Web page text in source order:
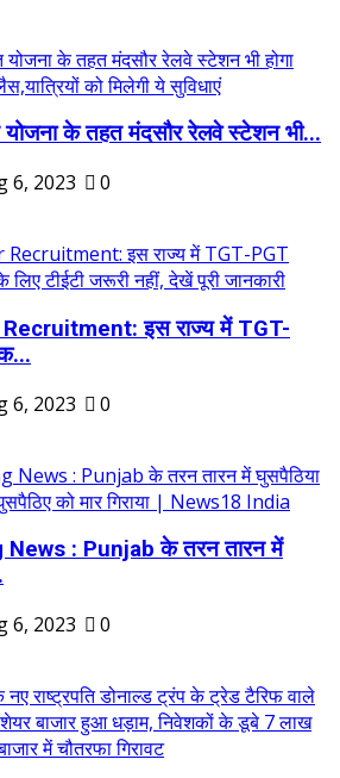
के तहत मंदसौर रेलवे स्टेशन भी...
6, 2023 0
इस राज्य में TGT-
6, 2023 0
: Punjab के तरन तारन में
6, 2023
0